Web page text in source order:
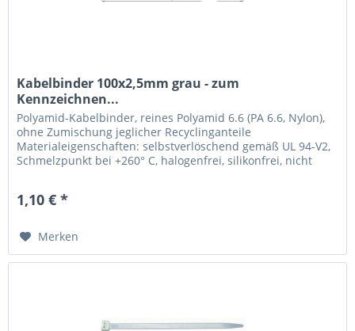
Kabelbinder 100x2,5mm grau - zum
Kennzeichnen...
Polyamid-Kabelbinder, reines Polyamid 6.6 (PA 6.6, Nylon),
ohne Zumischung jeglicher Recyclinganteile
Materialeigenschaften: selbstverlöschend gemäß UL 94-V2,
Schmelzpunkt bei +260° C, halogenfrei, silikonfrei, nicht
1,10 € *
Merken